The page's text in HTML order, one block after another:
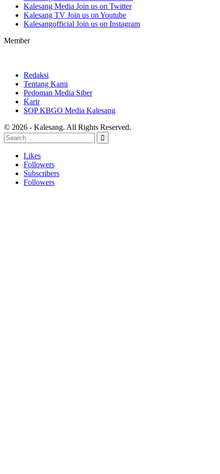
Kalesang Media Join us on Twitter
Kalesang TV Join us on Youtube
Kalesangofficial Join us on Instagram
Member
Redaksi
Tentang Kami
Pedoman Media Siber
Karir
SOP KBGO Media Kalesang
© 2026 - Kalesang. All Rights Reserved.
Likes
Followers
Subscribers
Followers